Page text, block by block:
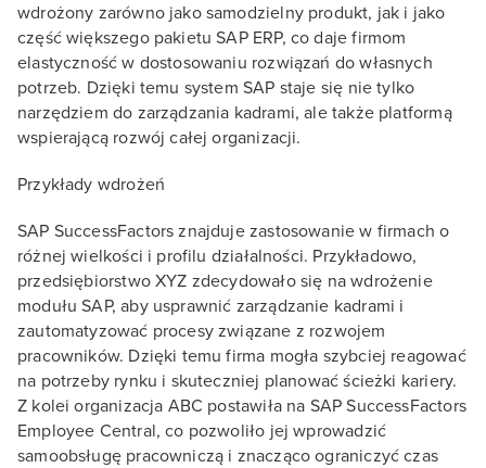
wdrożony zarówno jako samodzielny produkt, jak i jako
część większego pakietu SAP ERP, co daje firmom
elastyczność w dostosowaniu rozwiązań do własnych
potrzeb. Dzięki temu system SAP staje się nie tylko
narzędziem do zarządzania kadrami, ale także platformą
wspierającą rozwój całej organizacji.
Przykłady wdrożeń
SAP SuccessFactors znajduje zastosowanie w firmach o
różnej wielkości i profilu działalności. Przykładowo,
przedsiębiorstwo XYZ zdecydowało się na wdrożenie
modułu SAP, aby usprawnić zarządzanie kadrami i
zautomatyzować procesy związane z rozwojem
pracowników. Dzięki temu firma mogła szybciej reagować
na potrzeby rynku i skuteczniej planować ścieżki kariery.
Z kolei organizacja ABC postawiła na SAP SuccessFactors
Employee Central, co pozwoliło jej wprowadzić
samoobsługę pracowniczą i znacząco ograniczyć czas